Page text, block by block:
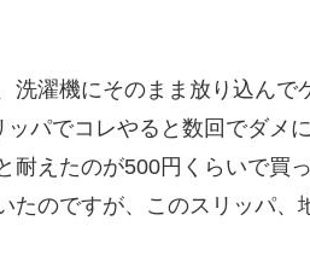
濯機にそのまま放り込んで
パでコレやると数回でダメ
耐えたのが500円くらいで買
たのですが、このスリッパ